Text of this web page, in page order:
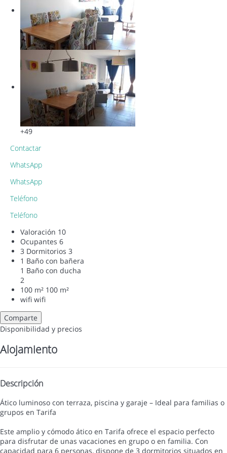
+49
Contactar
WhatsApp
WhatsApp
Teléfono
Teléfono
Valoración 10
Ocupantes 6
3 Dormitorios 3
1 Baño con bañera
1 Baño con ducha
2
100 m² 100 m²
wifi wifi
Comparte
Disponibilidad y precios
Alojamiento
Descripción
Ático luminoso con terraza, piscina y garaje – Ideal para familias o
grupos en Tarifa
Este amplio y cómodo ático en Tarifa ofrece el espacio perfecto
para disfrutar de unas vacaciones en grupo o en familia. Con
capacidad para 6 personas, dispone de 3 dormitorios situados en